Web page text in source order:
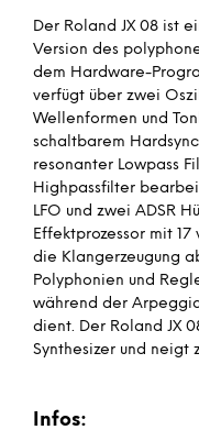
Der Roland JX 08 ist
Version des
dem Hardware-
verfügt über zwei
Wellenformen und
schaltbarem
resonanter Lowpass
Highpassfilter
LFO und zwei ADSR
Effektprozessor mit
die Klangerzeugung
Polyphonien und
während der
dient. Der Roland JX
Synthesizer und neigt
Infos: